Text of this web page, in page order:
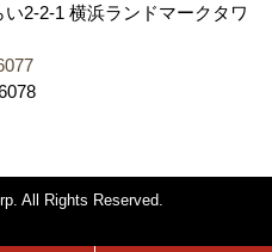
2‐2‐1 横浜ランドマークタワ
All Rights Reserved.